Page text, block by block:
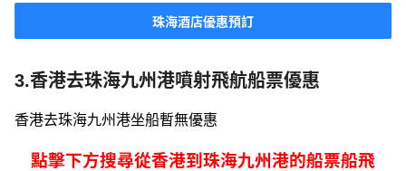
珠海酒店優惠預訂
3.香港去珠海九州港噴射飛航船票優惠
香港去珠海九州港坐船暫無優惠
點擊下方搜尋從香港到珠海九州港的船票船飛